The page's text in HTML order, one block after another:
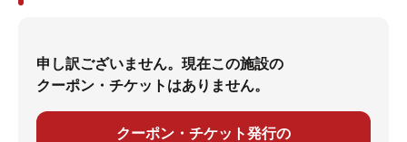
申し訳ございません。現在この施設の
クーポン・チケットはありません。
クーポン・チケット発行の